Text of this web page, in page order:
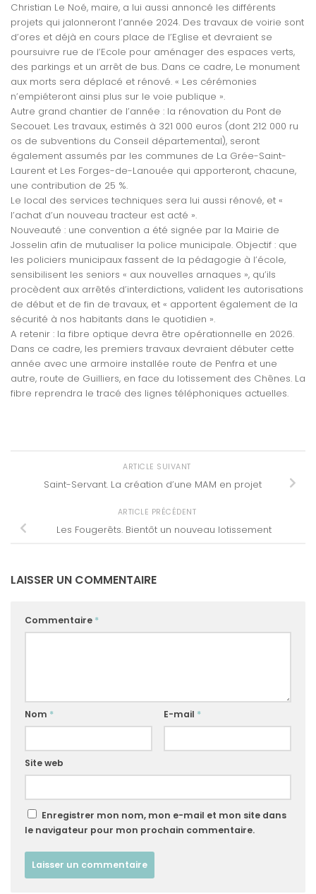
Christian Le Noé, maire, a lui aussi annoncé les différents
projets qui jalonneront l’année 2024. Des travaux de voirie sont
d’ores et déjà en cours place de l’Eglise et devraient se
poursuivre rue de l’Ecole pour aménager des espaces verts,
des parkings et un arrêt de bus. Dans ce cadre, Le monument
aux morts sera déplacé et rénové. « Les cérémonies
n’empiéteront ainsi plus sur le voie publique ».
Autre grand chantier de l’année : la rénovation du Pont de
Secouet. Les travaux, estimés à 321 000 euros (dont 212 000 ru
os de subventions du Conseil départemental), seront
également assumés par les communes de La Grée-Saint-
Laurent et Les Forges-de-Lanouée qui apporteront, chacune,
une contribution de 25 %.
Le local des services techniques sera lui aussi rénové, et «
l’achat d’un nouveau tracteur est acté ».
Nouveauté : une convention a été signée par la Mairie de
Josselin afin de mutualiser la police municipale. Objectif : que
les policiers municipaux fassent de la pédagogie à l’école,
sensibilisent les seniors « aux nouvelles arnaques », qu’ils
procèdent aux arrêtés d’interdictions, valident les autorisations
de début et de fin de travaux, et « apportent également de la
sécurité à nos habitants dans le quotidien ».
A retenir : la fibre optique devra être opérationnelle en 2026.
Dans ce cadre, les premiers travaux devraient débuter cette
année avec une armoire installée route de Penfra et une
autre, route de Guilliers, en face du lotissement des Chênes. La
fibre reprendra le tracé des lignes téléphoniques actuelles.
ARTICLE SUIVANT
Saint-Servant. La création d’une MAM en projet
ARTICLE PRÉCÉDENT
Les Fougerêts. Bientôt un nouveau lotissement
LAISSER UN COMMENTAIRE
Commentaire *
Nom * E-mail *
Site web
Enregistrer mon nom, mon e-mail et mon site dans
le navigateur pour mon prochain commentaire.